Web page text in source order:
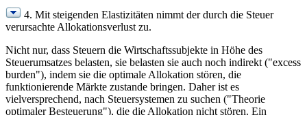
4. Mit steigenden Elastizitäten nimmt der durch die Steuer
verursachte Allokationsverlust zu.
Nicht nur, dass Steuern die Wirtschaftssubjekte in Höhe des
Steuerumsatzes belasten, sie belasten sie auch noch indirekt ("excess
burden"), indem sie die optimale Allokation stören, die
funktionierende Märkte zustande bringen. Daher ist es
vielversprechend, nach Steuersystemen zu suchen ("Theorie
optimaler Besteuerung"), die die Allokation nicht stören. Ein